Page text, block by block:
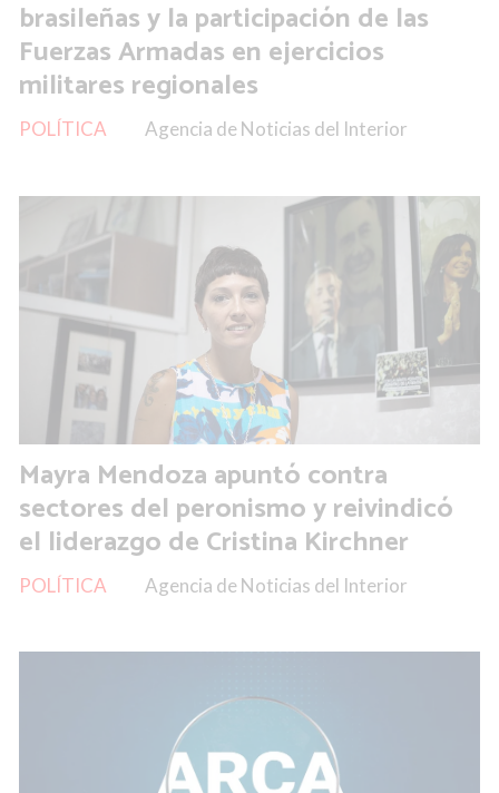
brasileñas y la participación de las
Fuerzas Armadas en ejercicios
militares regionales
Agencia de Noticias del Interior
POLÍTICA
Mayra Mendoza apuntó contra
sectores del peronismo y reivindicó
el liderazgo de Cristina Kirchner
Agencia de Noticias del Interior
POLÍTICA